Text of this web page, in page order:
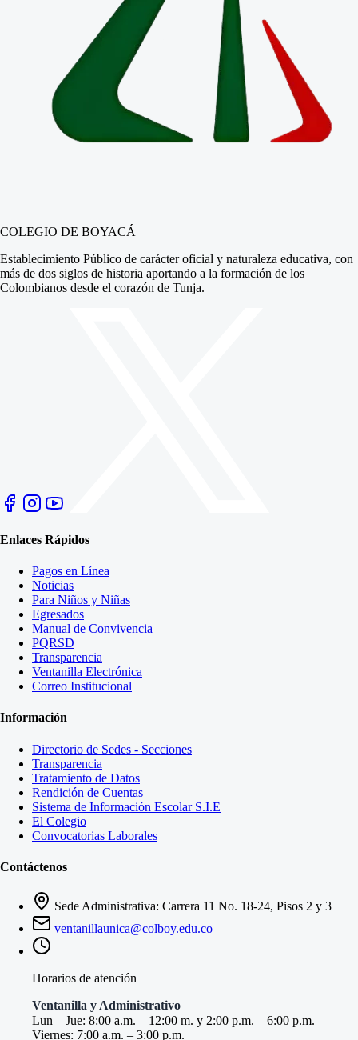
COLEGIO DE BOYACÁ
Establecimiento Público de carácter oficial y naturaleza educativa, con
más de dos siglos de historia aportando a la formación de los
Colombianos desde el corazón de Tunja.
Enlaces Rápidos
Pagos en Línea
Noticias
Para Niños y Niñas
Egresados
Manual de Convivencia
PQRSD
Transparencia
Ventanilla Electrónica
Correo Institucional
Información
Directorio de Sedes - Secciones
Transparencia
Tratamiento de Datos
Rendición de Cuentas
Sistema de Información Escolar S.I.E
El Colegio
Convocatorias Laborales
Contáctenos
Sede Administrativa: Carrera 11 No. 18-24, Pisos 2 y 3
ventanillaunica@colboy.edu.co
Horarios de atención
Ventanilla y Administrativo
Lun – Jue: 8:00 a.m. – 12:00 m. y 2:00 p.m. – 6:00 p.m.
Viernes: 7:00 a.m. – 3:00 p.m.